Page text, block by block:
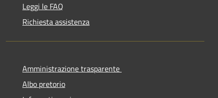
Leggi le FAQ
Richiesta assistenza
Amministrazione trasparente
Albo pretorio